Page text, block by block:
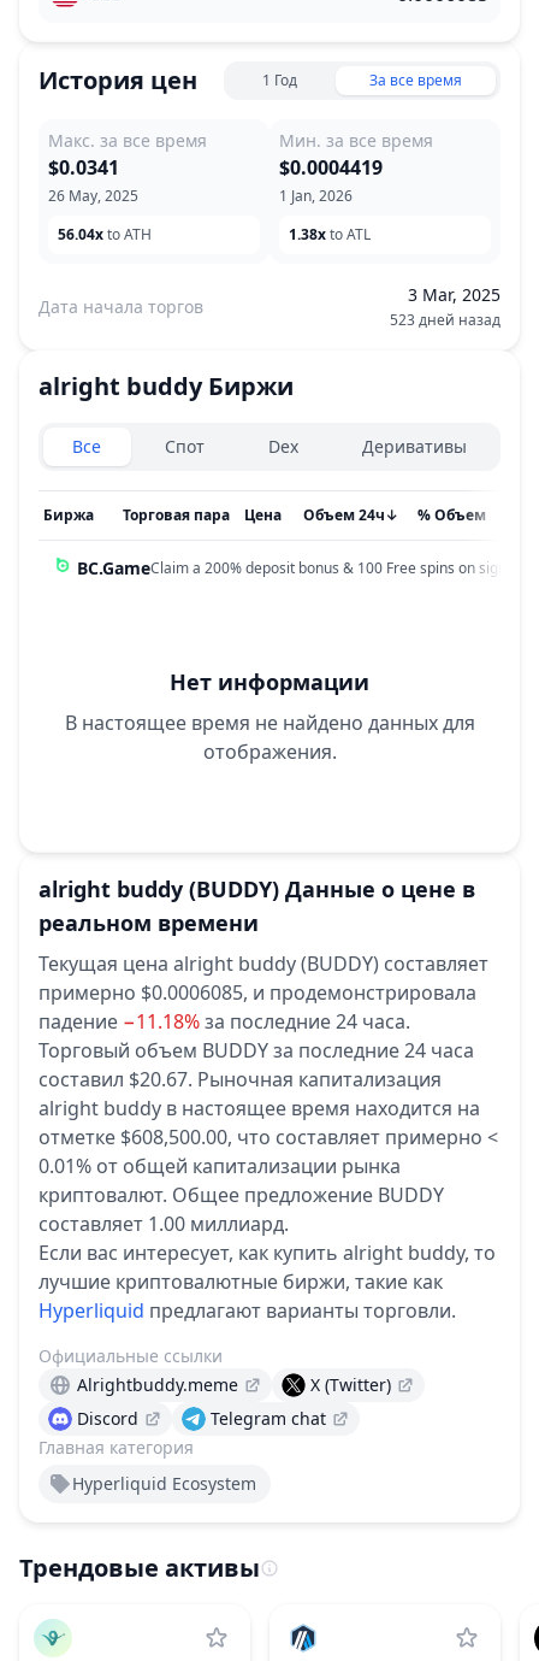
История цен 1 Год За все время
Макс. за все время
26 May, 2025
$0.0341
56.04xto ATH
Мин. за все время
1 Jan, 2026
$0.0004419
1.38xto ATL
Дата начала торгов
3 Mar, 2025
523 дней назад
alright buddy Биржи
Exchanges type
Все Спот Dex Деривативы
Биржа Торговая пара Цена ↓
Объем 24ч % Объем
BC.GameClaim a 200% deposit bonus & 100 Free spins on sign up!
Нет информации
В настоящее время не найдено данных для
отображения.
alright buddy (BUDDY) Данные о цене в
реальном времени
Текущая цена alright buddy (BUDDY) составляет
примерно $0.0006085, и продемонстрировала
падение −11.18%за последние 24 часа.
Торговый объем BUDDY за последние 24 часа
составил $20.67. Рыночная капитализация
alright buddy в настоящее время находится на
отметке $608,500.00, что составляет примерно <
0.01% от общей капитализации рынка
криптовалют. Общее предложение BUDDY
составляет 1.00 миллиард.
Если вас интересует, как купить alright buddy, то
лучшие криптовалютные биржи, такие как
Hyperliquid предлагают варианты торговли.
Главная категория
Hyperliquid Ecosystem
Официальные ссылки
Alrightbuddy.meme
X (Twitter)
Discord
Telegram chat
Трендовые активы